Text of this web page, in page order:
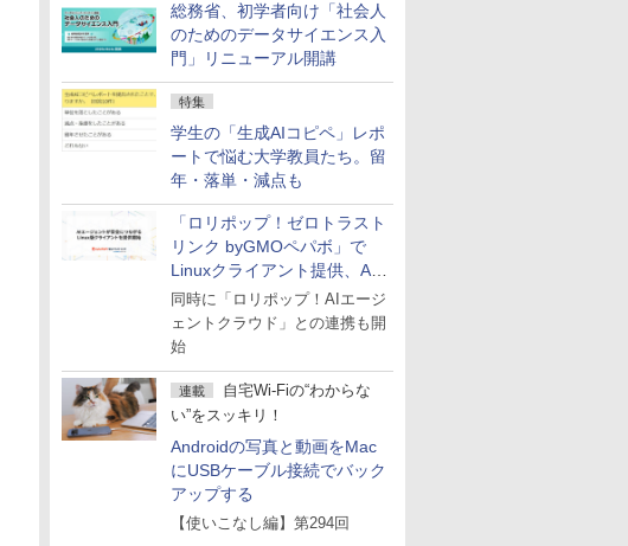
総務省、初学者向け「社会人
のためのデータサイエンス入
門」リニューアル開講
特集
学生の「生成AIコピペ」レポ
ートで悩む大学教員たち。留
年・落単・減点も
「ロリポップ！ゼロトラスト
リンク byGMOペパボ」で
Linuxクライアント提供、AI
エージェントの接続が容易に
同時に「ロリポップ！AIエージ
ェントクラウド」との連携も開
始
連載
自宅Wi-Fiの“わからな
い”をスッキリ！
Androidの写真と動画をMac
にUSBケーブル接続でバック
アップする
【使いこなし編】第294回